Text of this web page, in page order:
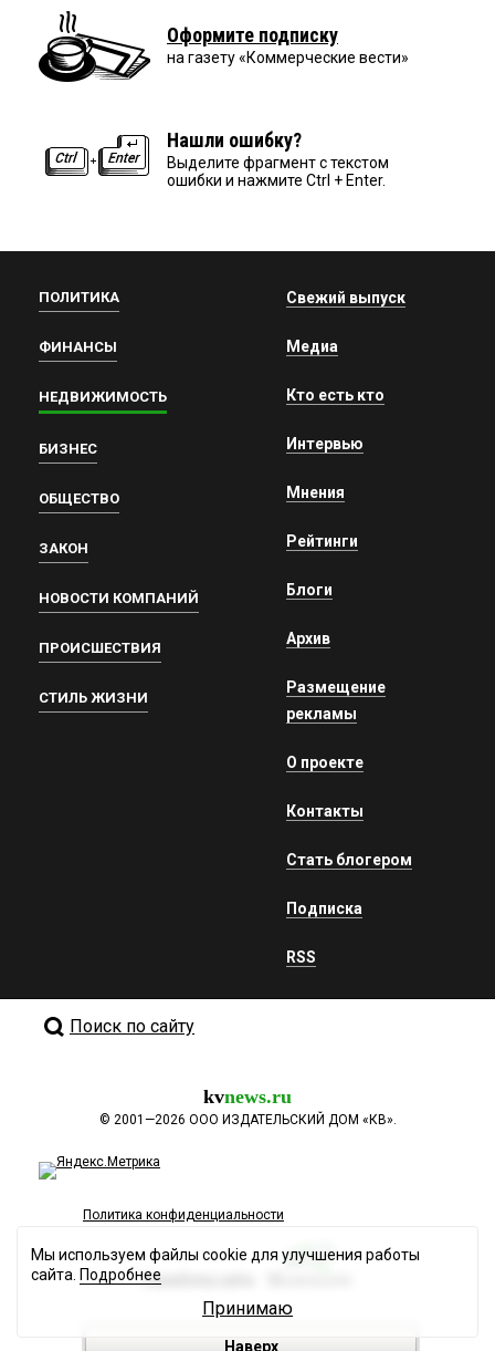
Оформите подписку
на газету «Коммерческие вести»
Нашли ошибку?
Выделите фрагмент с текстом
ошибки и нажмите Ctrl + Enter.
ПОЛИТИКА
ФИНАНСЫ
НЕДВИЖИМОСТЬ
БИЗНЕС
ОБЩЕСТВО
ЗАКОН
НОВОСТИ КОМПАНИЙ
ПРОИСШЕСТВИЯ
СТИЛЬ ЖИЗНИ
Свежий выпуск
Медиа
Кто есть кто
Интервью
Мнения
Рейтинги
Блоги
Архив
Размещение
рекламы
О проекте
Контакты
Стать блогером
Подписка
RSS
Поиск по сайту
kvnews.ru
© 2001—2026 ООО ИЗДАТЕЛЬСКИЙ ДОМ «КВ».
Политика конфиденциальности
Разработка сайта
Наверх
Мы используем файлы cookie для улучшения работы
сайта. Подробнее
Принимаю